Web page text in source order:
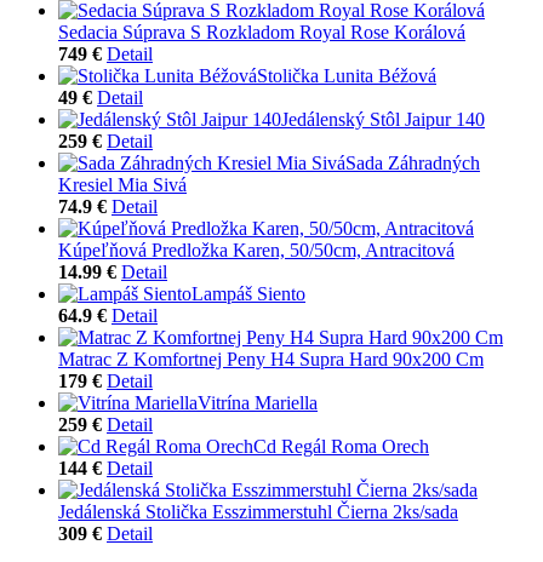
Sedacia Súprava S Rozkladom Royal Rose Korálová
749 € Detail
Stolička Lunita Béžová
49 € Detail
Jedálenský Stôl Jaipur 140
259 € Detail
Sada Záhradných
Kresiel Mia Sivá
74.9 € Detail
Kúpeľňová Predložka Karen, 50/50cm, Antracitová
14.99 € Detail
Lampáš Siento
64.9 € Detail
Matrac Z Komfortnej Peny H4 Supra Hard 90x200 Cm
179 € Detail
Vitrína Mariella
259 € Detail
Cd Regál Roma Orech
144 € Detail
Jedálenská Stolička Esszimmerstuhl Čierna 2ks/sada
309 € Detail